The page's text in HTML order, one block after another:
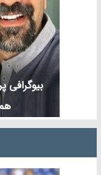
بیوگرافی